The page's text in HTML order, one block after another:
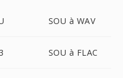
SOU à WAV
SOU à FLAC